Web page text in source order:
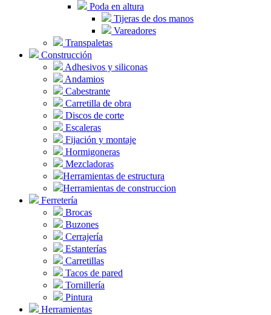
Poda en altura
Tijeras de dos manos
Vareadores
Transpaletas
Construcción
Adhesivos y siliconas
Andamios
Cabestrante
Carretilla de obra
Discos de corte
Escaleras
Fijación y montaje
Hormigoneras
Mezcladoras
Herramientas de estructura
Herramientas de construccion
Ferretería
Brocas
Buzones
Cerrajería
Estanterías
Carretillas
Tacos de pared
Tornillería
Pintura
Herramientas